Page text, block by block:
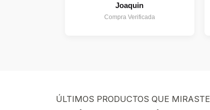
Joaquin
Compra Verificada
ÚLTIMOS PRODUCTOS QUE MIRASTE